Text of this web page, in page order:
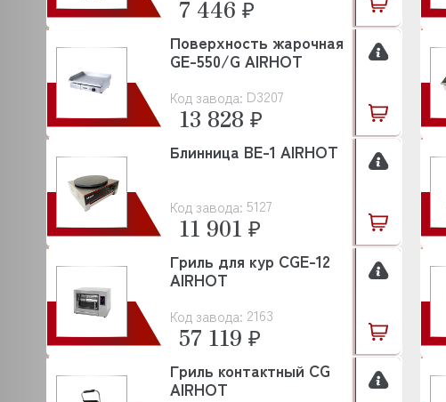
ASCON TECNOLOGIC
ASF/THOMAS
ASKO
ASSUM
ATEA
ATEL
BAKE OFF
BARTEC
BARTSCHER
7 446 ₽
Код завода: D3207
Поверхность жарочная
GE-550/G AIRHOT
13 828 ₽
Код завода: 5127
Блинница BE-1 AIRHOT
11 901 ₽
Код завода: 2163
Гриль для кур CGE-12
AIRHOT
57 119 ₽
Гриль контактный CG
AIRHOT